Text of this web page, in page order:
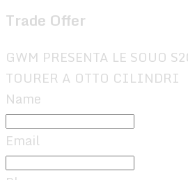
Trade Offer
GWM PRESENTA LE SOUO
TOURER A OTTO CILINDRI
Name
Email